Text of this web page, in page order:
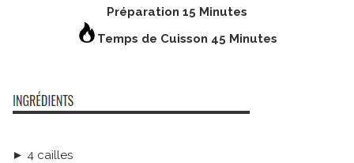
Préparation 15 Minutes
Temps de Cuisson 45 Minutes
► 4 cailles